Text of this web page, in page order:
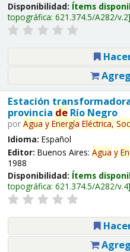
Disponibilidad: Ítems
topográfica: 621.374.5/A282/v.2
Estación
provincia deRío Negro
por Agua y Energía Eléctrica,
Idioma: Español
Editor: Buenos Aires: Agua y
1988
Disponibilidad: Ítems
topográfica: 621.374.5/A282/v.4